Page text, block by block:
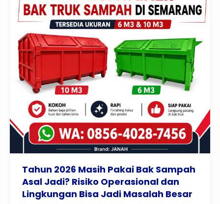
Tahun 2026 Masih Pakai Bak Sampah
Asal Jadi? Risiko Operasional dan
Lingkungan Bisa Jadi Masalah Besar